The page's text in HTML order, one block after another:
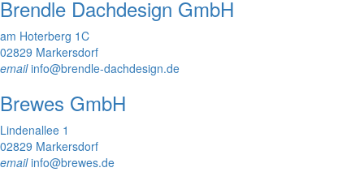
Brendle Dachdesign GmbH
am Hoterberg 1C
02829 Markersdorf
emailinfo@brendle-dachdesign.de
Brewes GmbH
Lindenallee 1
02829 Markersdorf
emailinfo@brewes.de